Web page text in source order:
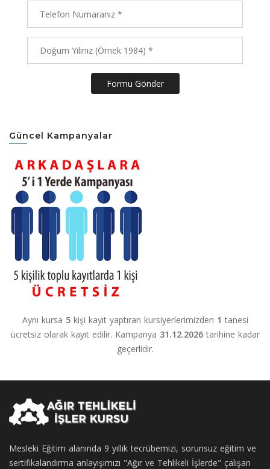
Formu Gönder
Güncel Kampanyalar
Aynı kursa 5kişi kayıt yaptıran kursiyerlerimizden 1 tanesi
ücretsiz olarak kayıt edilir. Kampanya 31.12.2026tarihine kadar
geçerlidir.
Mesleki Eğitim alanında 9 yıllık tecrübemizi, sorunsuz eğitim ve
sertifikalandırma anlayışımızı "Ağır ve Tehlikeli İşlerde" çalışan